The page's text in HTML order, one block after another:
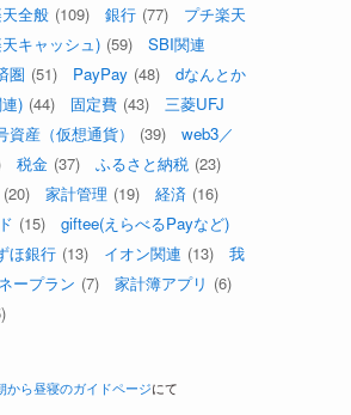
全般 (109) 銀行 (77)
プチ楽天
キャッシュ) (59)
SBI関連
圏 (51) PayPay (48)
dなんとか
) (44) 固定費 (43)
三菱UFJ
資産（仮想通貨） (39)
web3／
税金 (37) ふるさと納税 (23)
(20) 家計管理 (19) 経済 (16)
(15)
giftee(えらべるPayなど)
ほ銀行 (13) イオン関連 (13)
我
ープラン (7) 家計簿アプリ (6)
から昼寝のガイドページにて